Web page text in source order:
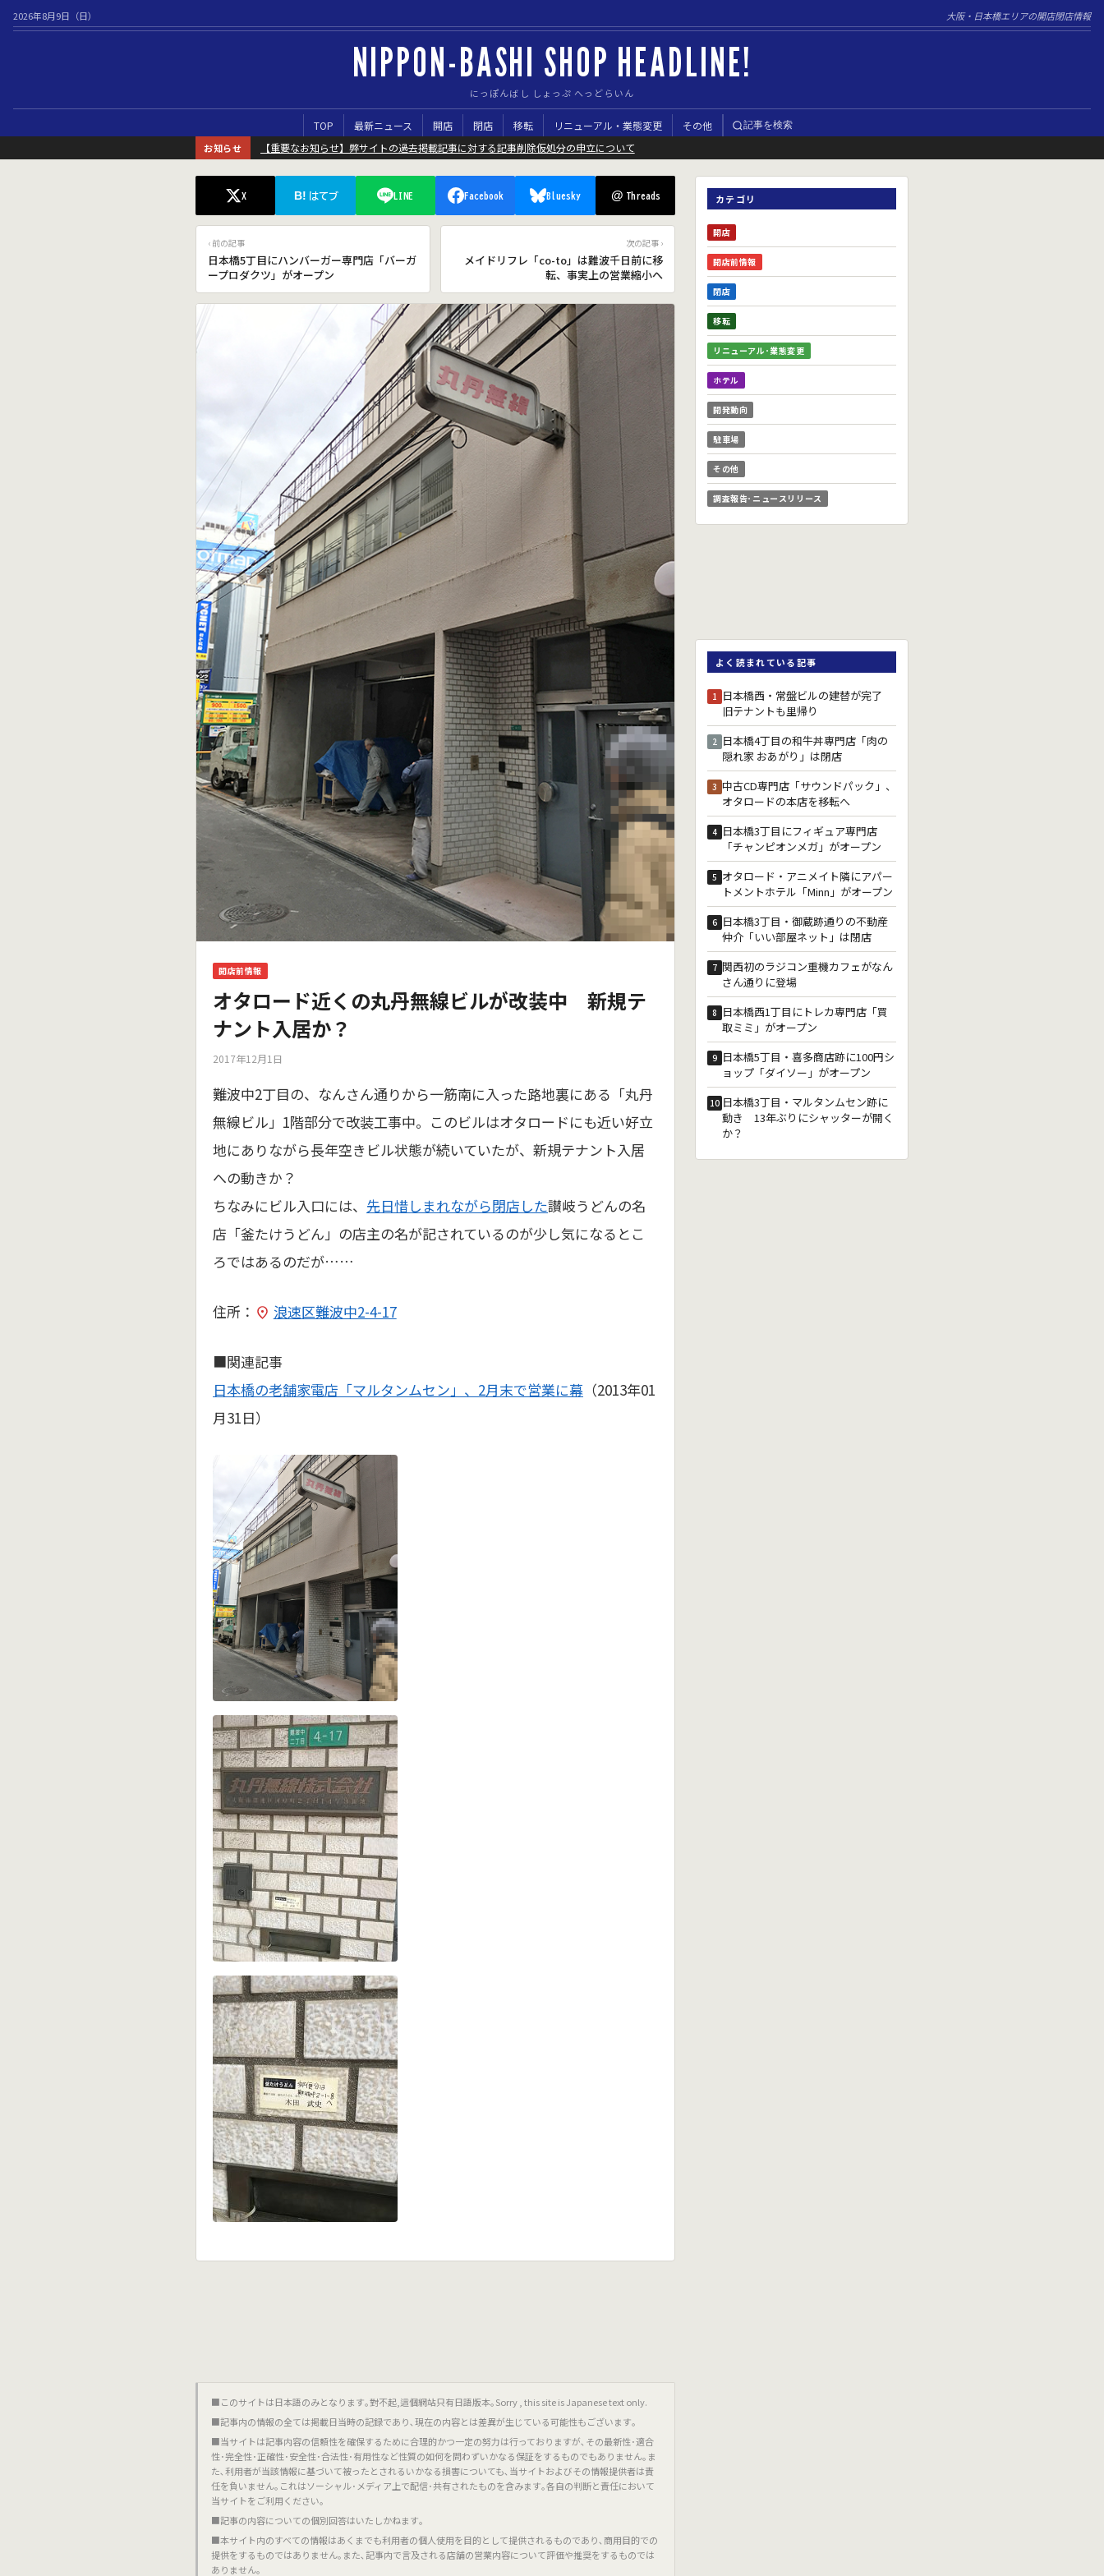
2026年8月9日（日） 大阪・日本橋エリアの開店閉店情報
NIPPON-BASHI SHOP HEADLINE!
にっぽんばし しょっぷ へっどらいん
TOP 最新ニュース 開店 閉店 移転 リニューアル・業態変更 その他 記事を検索
お知らせ 【重要なお知らせ】弊サイトの過去掲載記事に対する記事削除仮処分の申立について
X B! はてブ LINE Facebook Bluesky @ Threads
‹ 前の記事
日本橋5丁目にハンバーガー専門店「バーガ
ープロダクツ」がオープン
次の記事 ›
メイドリフレ「co-to」は難波千日前に移
転、事実上の営業縮小へ
開店前情報
オタロード近くの丸丹無線ビルが改装中 新規テ
ナント入居か？
2017年12月1日
難波中2丁目の、なんさん通りから一筋南に入った路地裏にある「丸丹
無線ビル」1階部分で改装工事中。このビルはオタロードにも近い好立
地にありながら長年空きビル状態が続いていたが、新規テナント入居
への動きか？
ちなみにビル入口には、 先日惜しまれながら閉店した讃岐うどんの名
店「釜たけうどん」の店主の名が記されているのが少し気になるとこ
ろではあるのだが……
住所： 浪速区難波中2-4-17
■関連記事
日本橋の老舗家電店「マルタンムセン」、2月末で営業に幕 （2013年01
月31日）
■このサイトは日本語のみとなります｡對不起,這個網站只有日語版本｡Sorry , this site is Japanese text only.
■記事内の情報の全ては掲載日当時の記録であり､現在の内容とは差異が生じている可能性もございます｡
■当サイトは記事内容の信頼性を確保するために合理的かつ一定の努力は行っておりますが､その最新性･適合
性･完全性･正確性･安全性･合法性･有用性など性質の如何を問わずいかなる保証をするものでもありません｡ま
た､利用者が当該情報に基づいて被ったとされるいかなる損害についても､当サイトおよびその情報提供者は責
任を負いません｡これはソーシャル･メディア上で配信･共有されたものを含みます｡各自の判断と責任において
当サイトをご利用ください｡
■記事の内容についての個別回答はいたしかねます｡
■本サイト内のすべての情報はあくまでも利用者の個人使用を目的として提供されるものであり､商用目的での
提供をするものではありません｡また､記事内で言及される店舗の営業内容について評価や推奨をするものでは
ありません｡
カテゴリ
開店
開店前情報
閉店
移転
リニューアル･業態変更
ホテル
開発動向
駐車場
その他
調査報告･ニュースリリース
よく読まれている記事
1 日本橋西・常盤ビルの建替が完了
旧テナントも里帰り
2 日本橋4丁目の和牛丼専門店「肉の
隠れ家 おあがり」は閉店
3 中古CD専門店「サウンドパック」、
オタロードの本店を移転へ
4 日本橋3丁目にフィギュア専門店
「チャンピオンメガ」がオープン
5 オタロード・アニメイト隣にアパー
トメントホテル「Minn」がオープン
6 日本橋3丁目・御蔵跡通りの不動産
仲介「いい部屋ネット」は閉店
7 関西初のラジコン重機カフェがなん
さん通りに登場
8 日本橋西1丁目にトレカ専門店「買
取ミミ」がオープン
9 日本橋5丁目・喜多商店跡に100円シ
ョップ「ダイソー」がオープン
10 日本橋3丁目・マルタンムセン跡に
動き 13年ぶりにシャッターが開く
か？